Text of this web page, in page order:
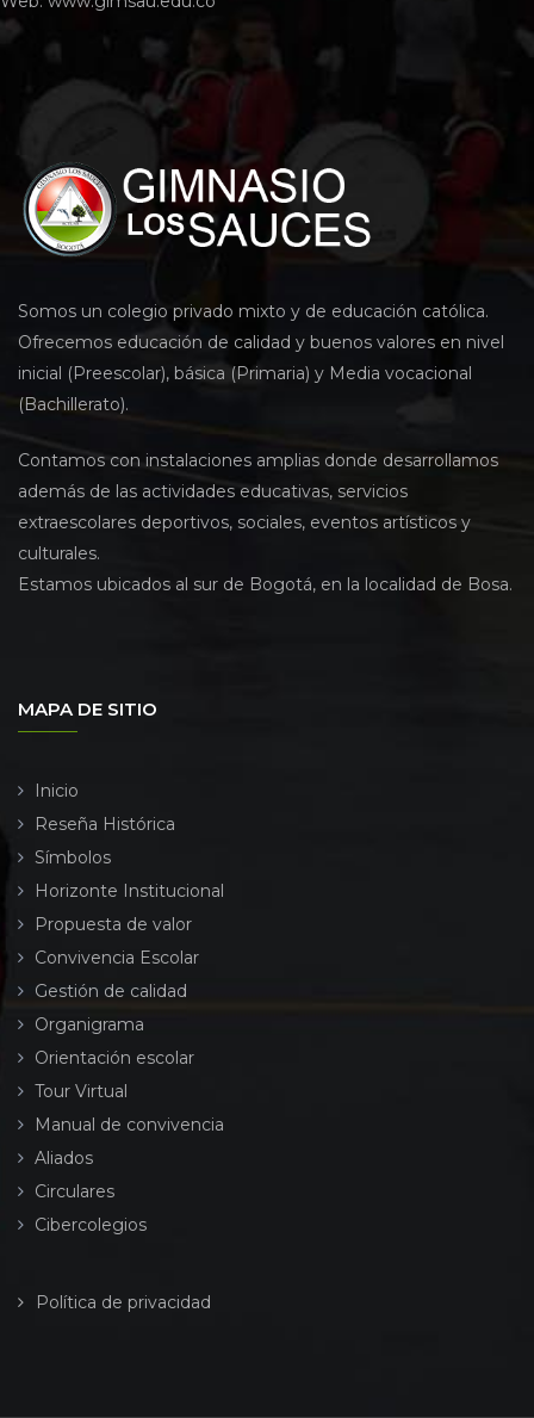
Somos un colegio privado mixto y de educación católica.
Ofrecemos educación de calidad y buenos valores en nivel
inicial (Preescolar), básica (Primaria) y Media vocacional
(Bachillerato).
Contamos con instalaciones amplias donde desarrollamos
además de las actividades educativas, servicios
extraescolares deportivos, sociales, eventos artísticos y
culturales.
Estamos ubicados al sur de Bogotá, en la localidad de Bosa.
MAPA DE SITIO
Inicio
Reseña Histórica
Símbolos
Horizonte Institucional
Propuesta de valor
Convivencia Escolar
Gestión de calidad
Organigrama
Orientación escolar
Tour Virtual
Manual de convivencia
Aliados
Circulares
Cibercolegios
Política de privacidad